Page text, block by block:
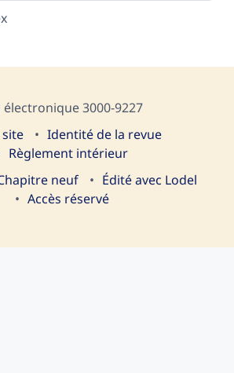
électronique 3000-9227
site
Identité de la revue
Règlement intérieur
neuf
Édité avec Lodel
Accès réservé